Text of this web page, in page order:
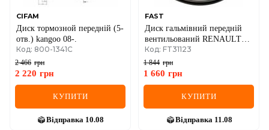
CIFAM
Диск тормозной передній (5-
отв.) kangoo 08-.
Код: 800-1341C
2 466 грн
2 220 грн
КУПИТИ
Відправка 10.08
FAST
Диск гальмівний передній
вентильований RENAULT
Kangoo 08-17, Kangoo 09-17;
MERCEDES-BENZ Citan 12-
21
Код: FT31123
1 844 грн
1 660 грн
КУПИТИ
Відправка 11.08